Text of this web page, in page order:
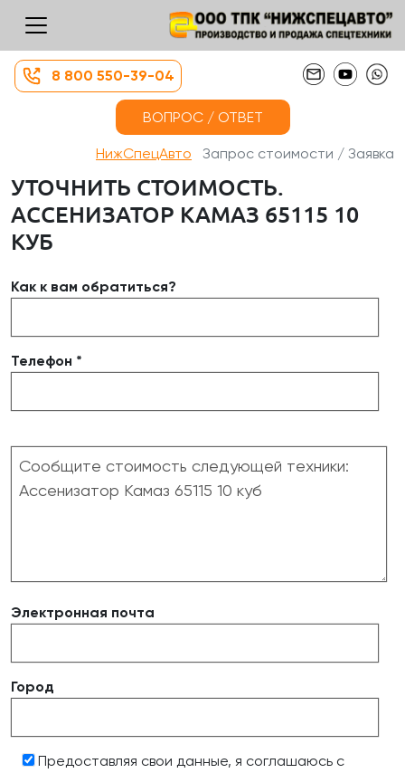
8 800 550-39-04
ВОПРОС / ОТВЕТ
НижСпецАвто Запрос стоимости / Заявка
УТОЧНИТЬ СТОИМОСТЬ.
АССЕНИЗАТОР КАМАЗ 65115 10
КУБ
Как к вам обратиться?
Телефон *
Электронная почта
Город
Предоставляя свои данные, я соглашаюсь с